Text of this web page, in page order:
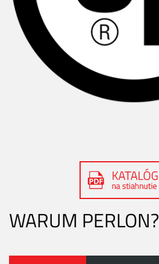
WARUM PERLON?